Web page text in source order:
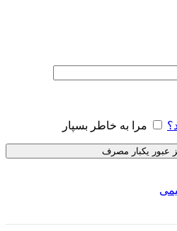
مرا به خاطر بسپار
عبور یکبار مصرف